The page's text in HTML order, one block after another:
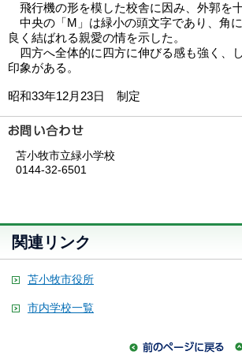
飛行機の形を模した校舎に因み、外郭を十
中央の「M」は緑小の頭文字であり、角
良く結ばれる親愛の情を示した。
四方へ全体的に四方に伸びる感も強く、
印象がある。
昭和33年12月23日 制定
苫小牧市立緑小学校
0144-32-6501
関連リンク
苫小牧市役所
市内学校一覧